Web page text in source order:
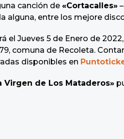
canción de «Cortacalles» –
alguna, entre los mejore
el Jueves 5 de Enero de
comuna de Recoleta.
disponibles en
Virgen de Los Mataderos»